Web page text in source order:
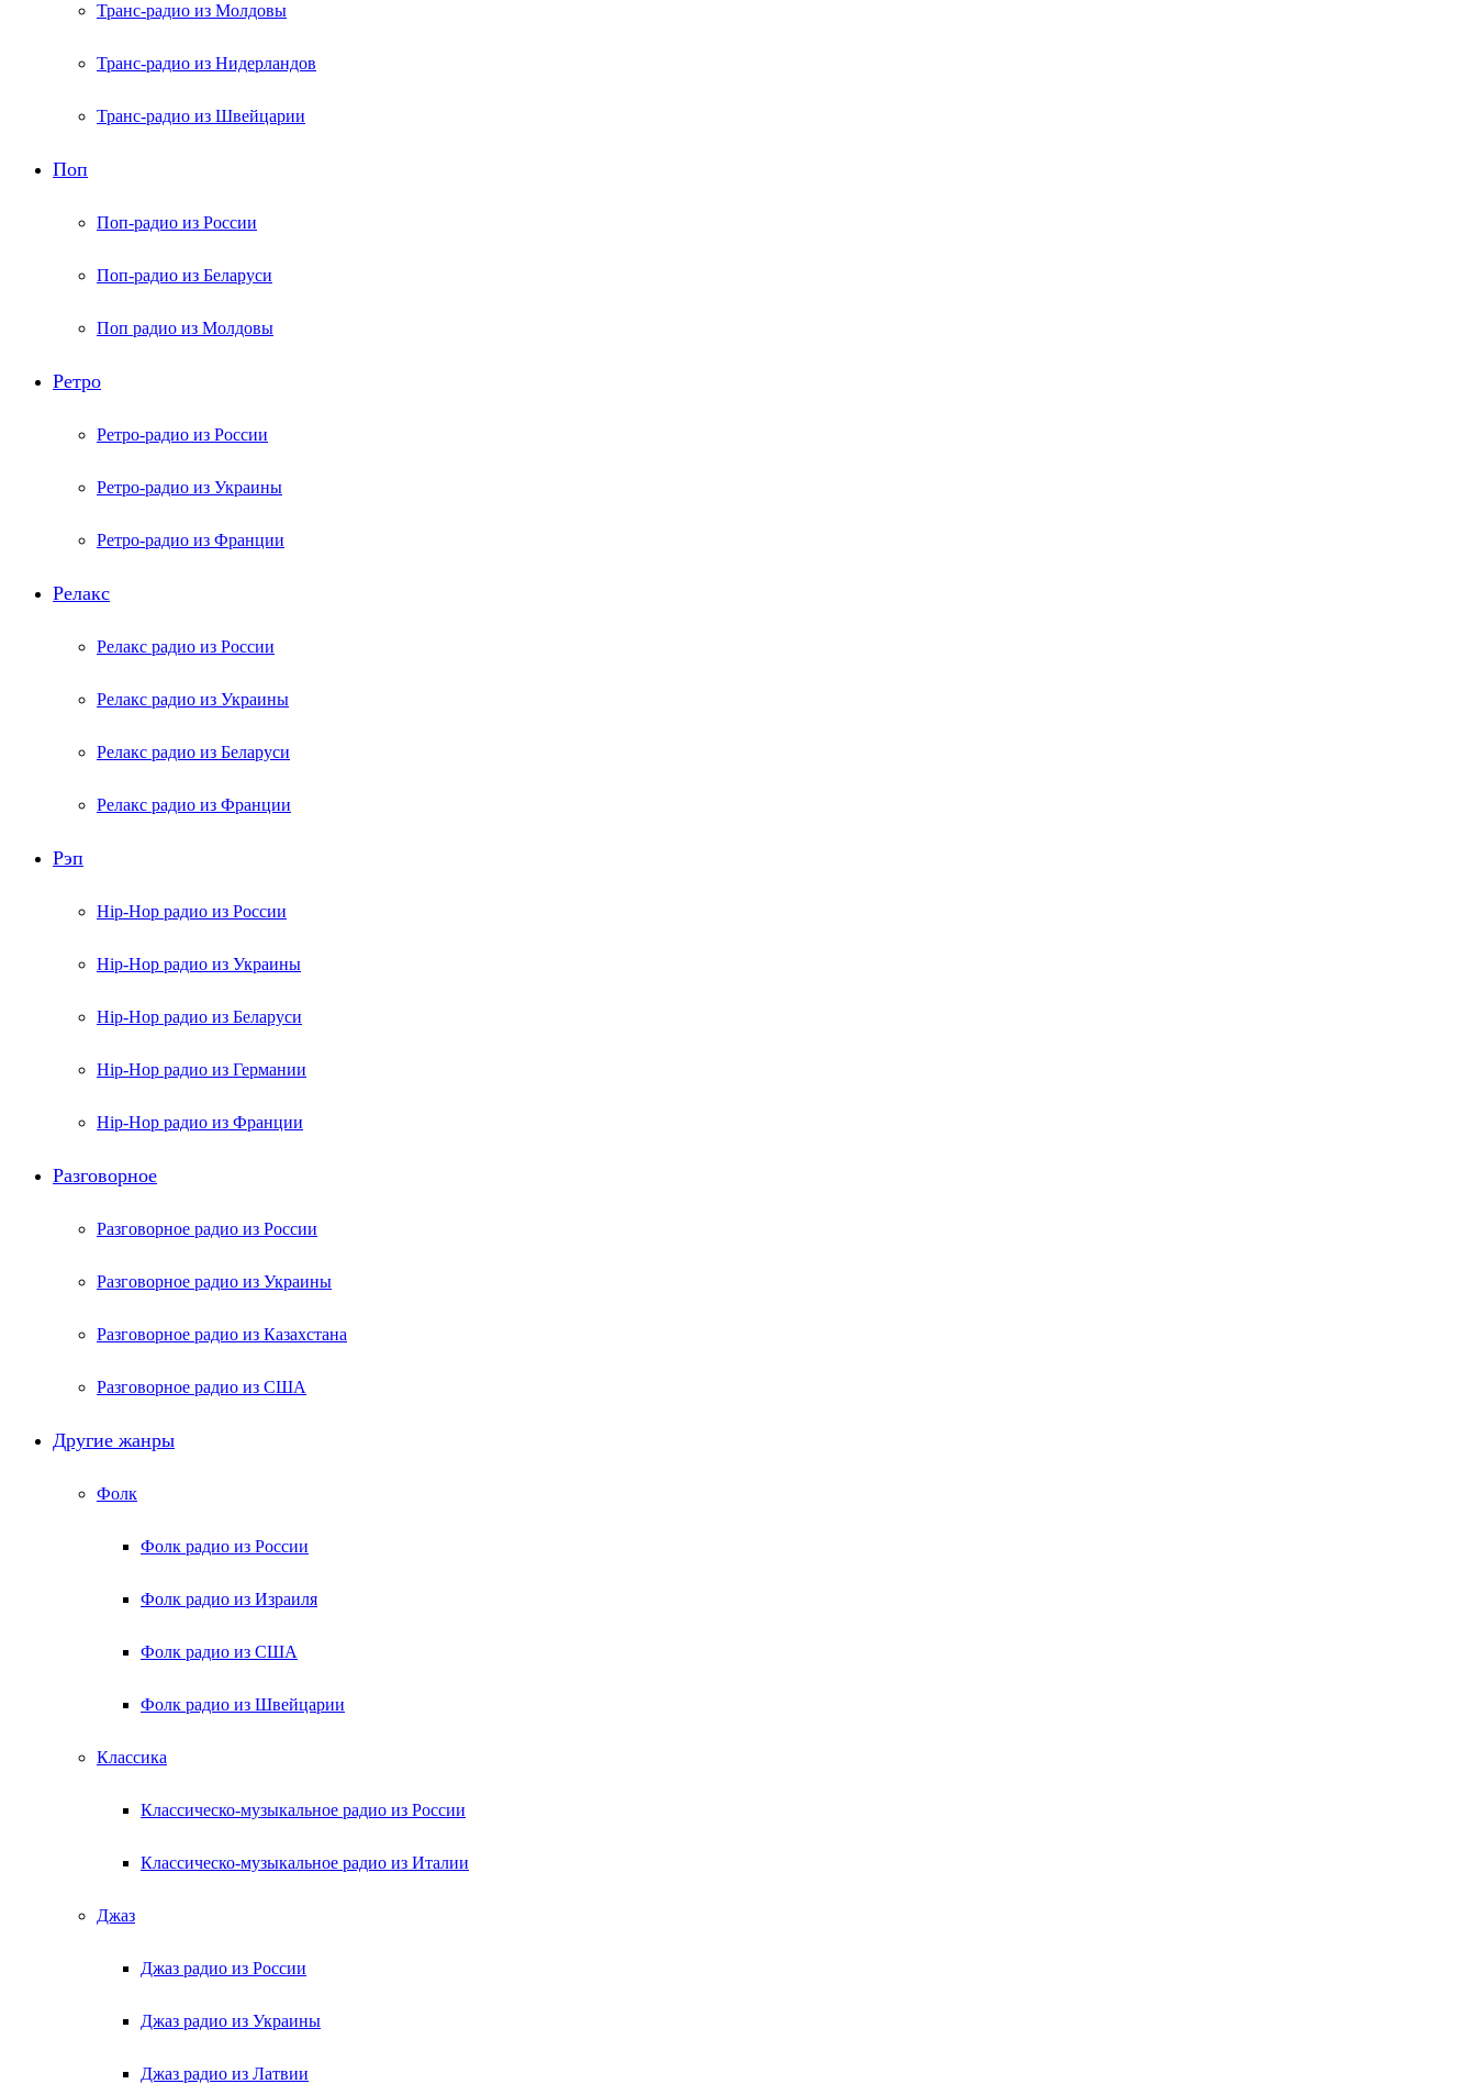
Транс-радио из Молдовы
Транс-радио из Нидерландов
Транс-радио из Швейцарии
Поп
Поп-радио из России
Поп-радио из Беларуси
Поп радио из Молдовы
Ретро
Ретро-радио из России
Ретро-радио из Украины
Ретро-радио из Франции
Релакс
Релакс радио из России
Релакс радио из Украины
Релакс радио из Беларуси
Релакс радио из Франции
Рэп
Hip-Hop радио из России
Hip-Hop радио из Украины
Hip-Hop радио из Беларуси
Hip-Hop радио из Германии
Hip-Hop радио из Франции
Разговорное
Разговорное радио из России
Разговорное радио из Украины
Разговорное радио из Казахстана
Разговорное радио из США
Другие жанры
Фолк
Фолк радио из России
Фолк радио из Израиля
Фолк радио из США
Фолк радио из Швейцарии
Классика
Классическо-музыкальное радио из России
Классическо-музыкальное радио из Италии
Джаз
Джаз радио из России
Джаз радио из Украины
Джаз радио из Латвии